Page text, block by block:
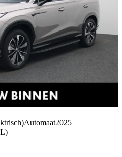
Automaat2025